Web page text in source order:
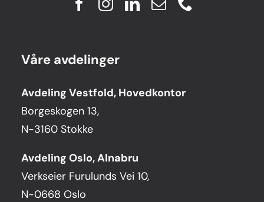
Våre avdelinger
Avdeling Vestfold, Hovedkontor
Borgeskogen 13,
N-3160 Stokke
Avdeling Oslo, Alnabru
Verkseier Furulunds Vei 10,
N-0668 Oslo